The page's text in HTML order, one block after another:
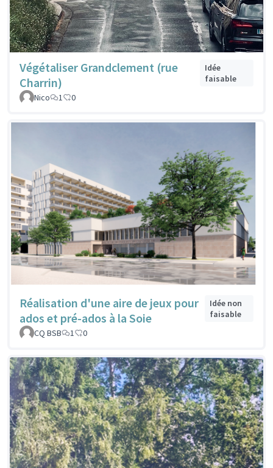
Végétaliser Grandclement (rue
Charrin)
Idée
faisable
Nico
1 0
Réalisation d'une aire de jeux pour
ados et pré-ados à la Soie
Idée non
faisable
CQ BSB
1 0